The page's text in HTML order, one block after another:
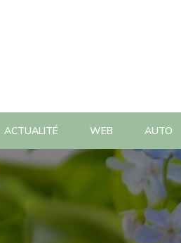
ACTUALITÉ WEB AUTO